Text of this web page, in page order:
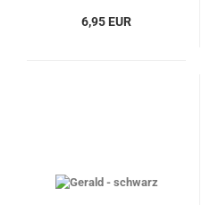
6,95 EUR